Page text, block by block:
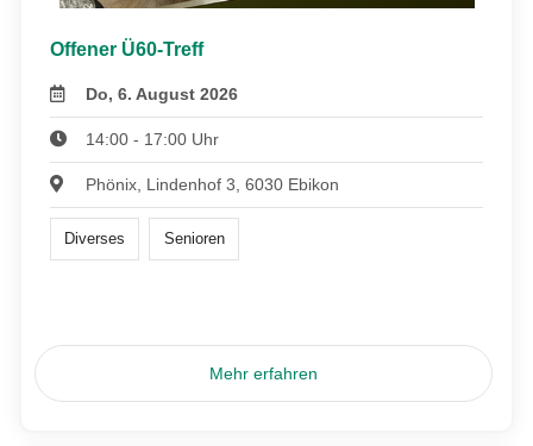
Offener Ü60-Treff
Do, 6. August 2026
14:00 - 17:00 Uhr
Phönix, Lindenhof 3, 6030 Ebikon
Diverses Senioren
Mehr erfahren